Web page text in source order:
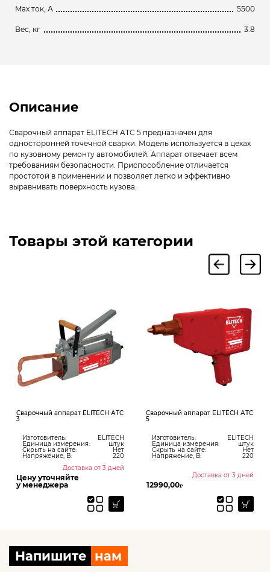
Max ток, А 5500
Вес, кг 3.8
Описание
Сварочный аппарат ELITECH ATC 5 предназначен для
односторонней точечной сварки. Модель используется в цехах
по кузовному ремонту автомобилей. Аппарат отвечает всем
требованиям безопасности. Приспособление отличается
простотой в применении и позволяет легко и эффективно
выравнивать поверхность кузова.
Товары этой категории
Сварочный аппарат ELITECH АТС
3
Изготовитель: ELITECH
Единица измерения: штук
Скрыть на сайте: Нет
Напряжение, В:
220
Доставка от 3 дней
Цену уточняйте
у менеджера
Сварочный аппарат ELITECH АТС
5
Изготовитель: ELITECH
Единица измерения: штук
Скрыть на сайте: Нет
Напряжение, В: 220
Доставка от 3 дней
12990,00₽
Напишите нам